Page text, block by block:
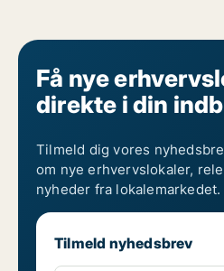
Få nye
direkte i din
Tilmeld dig vores
om nye erhvervslokaler,
nyheder fra lokalemarkedet.
Tilmeld nyhedsbrev